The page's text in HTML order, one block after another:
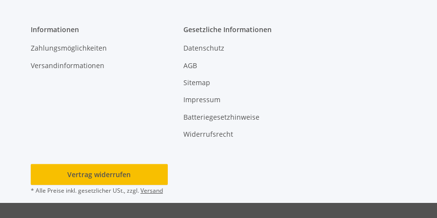
Informationen
Zahlungsmöglichkeiten
Versandinformationen
Gesetzliche Informationen
Datenschutz
AGB
Sitemap
Impressum
Batteriegesetzhinweise
Widerrufsrecht
Vertrag widerrufen
* Alle Preise inkl. gesetzlicher USt., zzgl.Versand